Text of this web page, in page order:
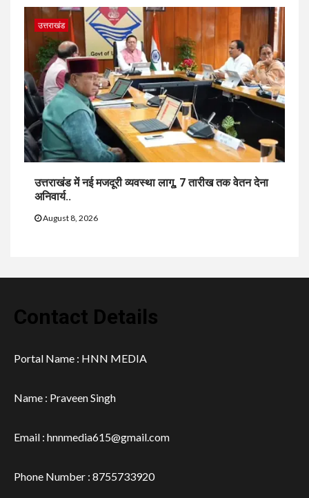
उत्तराखंड
उत्तराखंड में नई मजदूरी व्यवस्था लागू, 7 तारीख तक वेतन देना
अनिवार्य..
August 8, 2026
Contact Details
Portal Name : HNN MEDIA
Name : Praveen Singh
Email : hnnmedia615@gmail.com
Phone Number : 8755733920